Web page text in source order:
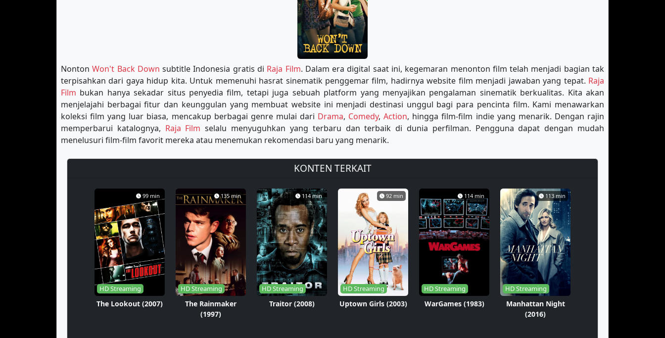
NontonWon't Back Down subtitle Indonesia gratis di Raja Film. Dalam era digital saat ini, kegemaran menonton film telah menjadi bagian tak
terpisahkan dari gaya hidup kita. Untuk memenuhi hasrat sinematik penggemar film, hadirnya website film menjadi jawaban yang tepat. Raja
Film bukan hanya sekadar situs penyedia film, tetapi juga sebuah platform yang menyajikan pengalaman sinematik berkualitas. Kita akan
menjelajahi berbagai fitur dan keunggulan yang membuat website ini menjadi destinasi unggul bagi para pencinta film. Kami menawarkan
koleksi film yang luar biasa, mencakup berbagai genre mulai dari Drama, Comedy,Action, hingga film-film indie yang menarik. Dengan rajin
memperbarui katalognya, Raja Film selalu menyuguhkan yang terbaru dan terbaik di dunia perfilman. Pengguna dapat dengan mudah
menelusuri film-film favorit mereka atau menemukan rekomendasi baru yang menarik.
KONTEN TERKAIT
99 min
HD Streaming
The Lookout (2007)
135 min
HD Streaming
The Rainmaker
(1997)
114 min
HD Streaming
Traitor (2008)
92 min
HD Streaming
Uptown Girls (2003)
114 min
HD Streaming
WarGames (1983)
113 min
HD Streaming
Manhattan Night
(2016)